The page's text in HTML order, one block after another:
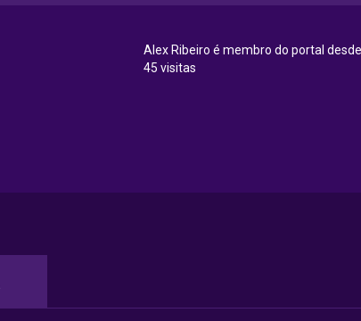
Alex Ribeiro é membro do portal
45 visitas